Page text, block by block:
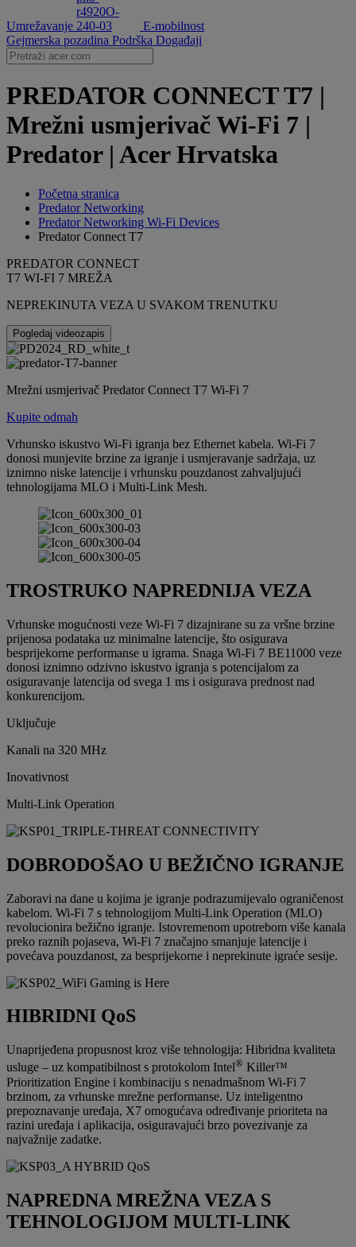
Umrežavanje
E-mobilnost
Gejmerska pozadina Podrška Događaji
PREDATOR CONNECT T7 |
Mrežni usmjerivač Wi-Fi 7 |
Predator | Acer Hrvatska
Početna stranica
Predator Networking
Predator Networking Wi-Fi Devices
Predator Connect T7
PREDATOR CONNECT
T7 WI-FI 7 MREŽA
NEPREKINUTA VEZA U SVAKOM TRENUTKU
Pogledaj videozapis
Mrežni usmjerivač Predator Connect T7 Wi-Fi 7
Kupite odmah
Vrhunsko iskustvo Wi-Fi igranja bez Ethernet kabela. Wi-Fi 7
donosi munjevite brzine za igranje i usmjeravanje sadržaja, uz
iznimno niske latencije i vrhunsku pouzdanost zahvaljujući
tehnologijama MLO i Multi-Link Mesh.
TROSTRUKO NAPREDNIJA VEZA
Vrhunske mogućnosti veze Wi-Fi 7 dizajnirane su za vršne brzine
prijenosa podataka uz minimalne latencije, što osigurava
besprijekorne performanse u igrama. Snaga Wi-Fi 7 BE11000 veze
donosi iznimno odzivno iskustvo igranja s potencijalom za
osiguravanje latencija od svega 1 ms i osigurava prednost nad
konkurencijom.
Uključuje
Kanali na 320 MHz
Inovativnost
Multi-Link Operation
DOBRODOŠAO U BEŽIČNO IGRANJE
Zaboravi na dane u kojima je igranje podrazumijevalo ograničenost
kabelom. Wi-Fi 7 s tehnologijom Multi-Link Operation (MLO)
revolucionira bežično igranje. Istovremenom upotrebom više kanala
preko raznih pojaseva, Wi-Fi 7 značajno smanjuje latencije i
povećava pouzdanost, za besprijekorne i neprekinute igraće sesije.
HIBRIDNI QoS
Unaprijeđena propusnost kroz više tehnologija: Hibridna kvaliteta
usluge – uz kompatibilnost s protokolom Intel® Killer™
Prioritization Engine i kombinaciju s nenadmašnom Wi-Fi 7
brzinom, za vrhunske mrežne performanse. Uz inteligentno
prepoznavanje uređaja, X7 omogućava određivanje prioriteta na
razini uređaja i aplikacija, osiguravajući brzo povezivanje za
najvažnije zadatke.
NAPREDNA MREŽNA VEZA S
TEHNOLOGIJOM MULTI-LINK